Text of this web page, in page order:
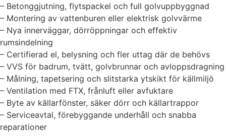
– Betonggjutning, flytspackel och full golvuppbyggnad
– Montering av vattenburen eller elektrisk golvvärme
– Nya innerväggar, dörröppningar och effektiv
rumsindelning
– Certifierad el, belysning och fler uttag där de behövs
– VVS för badrum, tvätt, golvbrunnar och avloppsdragning
– Målning, tapetsering och slitstarka ytskikt för källmiljö
– Ventilation med FTX, frånluft eller avfuktare
– Byte av källarfönster, säker dörr och källartrappor
– Serviceavtal, förebyggande underhåll och snabba
reparationer